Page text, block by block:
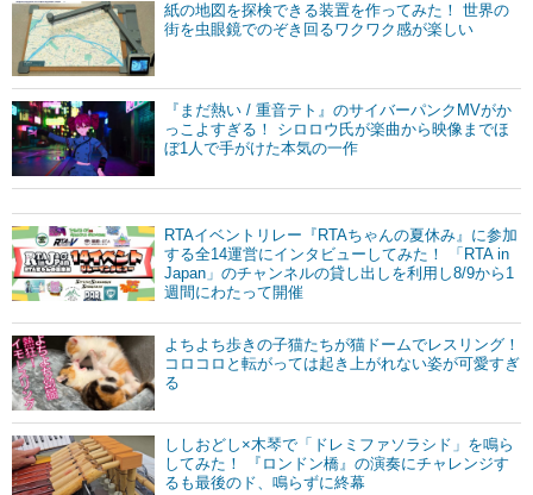
紙の地図を探検できる装置を作ってみた！ 世界の
街を虫眼鏡でのぞき回るワクワク感が楽しい
『まだ熱い / 重音テト』のサイバーパンクMVがか
っこよすぎる！ シロロウ氏が楽曲から映像までほ
ぼ1人で手がけた本気の一作
RTAイベントリレー『RTAちゃんの夏休み』に参加
する全14運営にインタビューしてみた！ 「RTA in
Japan」のチャンネルの貸し出しを利用し8/9から1
週間にわたって開催
よちよち歩きの子猫たちが猫ドームでレスリング！
コロコロと転がっては起き上がれない姿が可愛すぎ
る
ししおどし×木琴で「ドレミファソラシド」を鳴ら
してみた！ 『ロンドン橋』の演奏にチャレンジす
るも最後のド、鳴らずに終幕